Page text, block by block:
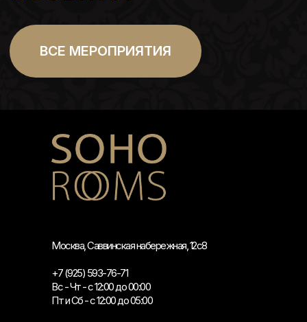
Москва, Саввинская набережная, 12с8
+7 (925) 593-76-71
Вс - Чт - с 12:00 до 00:00
Пт и Сб - с 12:00 до 05:00